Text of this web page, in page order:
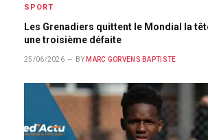
SPORT
Les Grenadiers quittent le Mondial la
une troisième défaite
25/06/2026 BY MARC GORVENS BAPTISTE